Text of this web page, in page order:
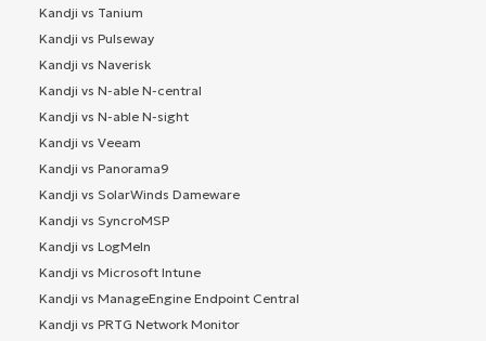
Kandji vs Tanium
Kandji vs Pulseway
Kandji vs Naverisk
Kandji vs N-able N-central
Kandji vs N-able N-sight
Kandji vs Veeam
Kandji vs Panorama9
Kandji vs SolarWinds Dameware
Kandji vs SyncroMSP
Kandji vs LogMeIn
Kandji vs Microsoft Intune
Kandji vs ManageEngine Endpoint Central
Kandji vs PRTG Network Monitor